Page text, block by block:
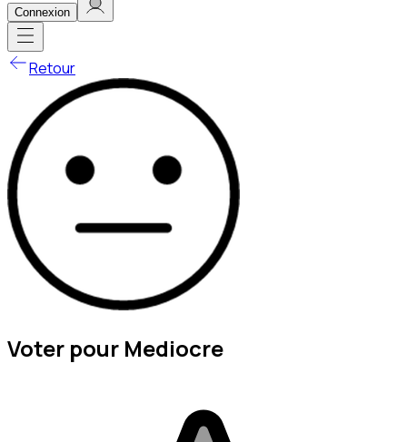
Connexion
Retour
Voter pour Mediocre